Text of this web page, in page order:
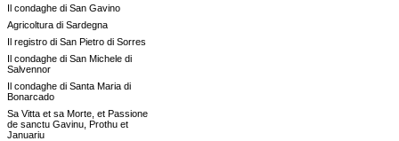
Il condaghe di San Gavino
Agricoltura di Sardegna
Il registro di San Pietro di Sorres
Il condaghe di San Michele di
Salvennor
Il condaghe di Santa Maria di
Bonarcado
Sa Vitta et sa Morte, et Passione
de sanctu Gavinu, Prothu et
Januariu